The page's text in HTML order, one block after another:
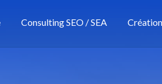
Consulting SEO / SEA